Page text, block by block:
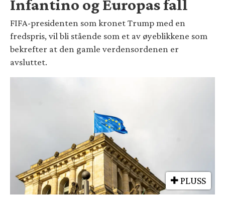
Infantino og Europas fall
FIFA-presidenten som kronet Trump med en
fredspris, vil bli stående som et av øyeblikkene som
bekrefter at den gamle verdensordenen er
avsluttet.
PLUSS